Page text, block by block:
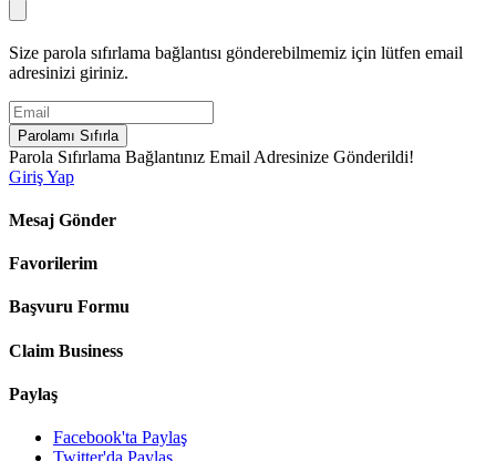
Size parola sıfırlama bağlantısı gönderebilmemiz için lütfen email
adresinizi giriniz.
Parolamı Sıfırla
Parola Sıfırlama Bağlantınız Email Adresinize Gönderildi!
Giriş Yap
Mesaj Gönder
Favorilerim
Başvuru Formu
Claim Business
Paylaş
Facebook'ta Paylaş